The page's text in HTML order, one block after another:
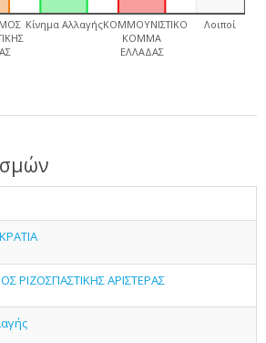
Κίνημα ΑλλαγήςΚΟΜΜΟΥΝΙΣΤΙΚΟ
ΚΟΜΜΑ
ΕΛΛΑΔΑΣ
Λοιποί
ΡΙΖΟΣΠΑΣΤΙΚΗΣ ΑΡΙΣΤΕΡΑΣ